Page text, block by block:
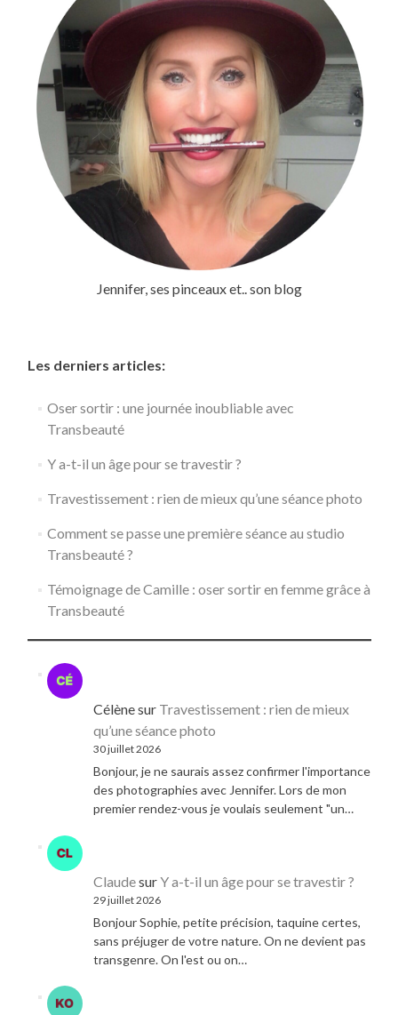
Jennifer, ses pinceaux et.. son blog
Les derniers articles:
Oser sortir : une journée inoubliable avec
Transbeauté
Y a-t-il un âge pour se travestir ?
Travestissement : rien de mieux qu’une séance photo
Comment se passe une première séance au studio
Transbeauté ?
Témoignage de Camille : oser sortir en femme grâce à
Transbeauté
Célènesur Travestissement : rien de mieux
qu’une séance photo
30 juillet 2026
Bonjour, je ne saurais assez confirmer l'importance
des photographies avec Jennifer. Lors de mon
premier rendez-vous je voulais seulement "un…
ClaudesurY a-t-il un âge pour se travestir ?
29 juillet 2026
Bonjour Sophie, petite précision, taquine certes,
sans préjuger de votre nature. On ne devient pas
transgenre. On l'est ou on…